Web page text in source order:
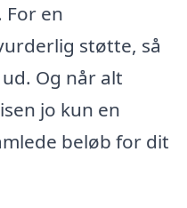
en
støtte, så
Og når alt
jo kun en
beløb for dit